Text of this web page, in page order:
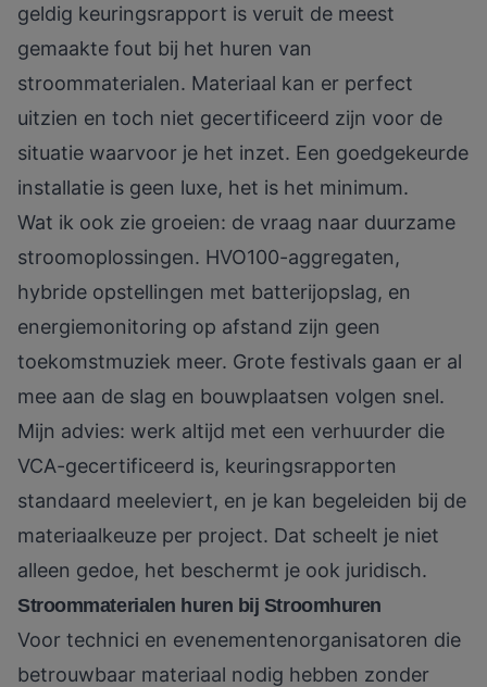
geldig keuringsrapport is veruit de meest
gemaakte fout bij het huren van
stroommaterialen. Materiaal kan er perfect
uitzien en toch niet gecertificeerd zijn voor de
situatie waarvoor je het inzet. Een goedgekeurde
installatie is geen luxe, het is het minimum.
Wat ik ook zie groeien: de vraag naar duurzame
stroomoplossingen. HVO100-aggregaten,
hybride opstellingen met batterijopslag, en
energiemonitoring op afstand zijn geen
toekomstmuziek meer. Grote festivals gaan er al
mee aan de slag en bouwplaatsen volgen snel.
Mijn advies: werk altijd met een verhuurder die
VCA-gecertificeerd is, keuringsrapporten
standaard meeleviert, en je kan begeleiden bij de
materiaalkeuze per project. Dat scheelt je niet
alleen gedoe, het beschermt je ook juridisch.
Stroommaterialen huren bij Stroomhuren
Voor technici en evenementenorganisatoren die
betrouwbaar materiaal nodig hebben zonder